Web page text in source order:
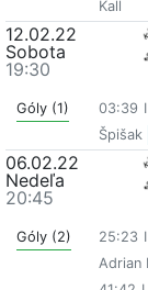
Kall
12.02.22
Sobota
19:30
Góly (1) 03:39
Špišak
06.02.22
Nedeľa
20:45
Góly (2) 25:23
Adrian